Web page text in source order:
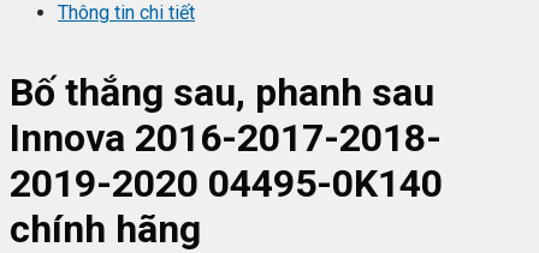
Thông tin chi tiết
Bố thắng sau, phanh sau
Innova 2016-2017-2018-
2019-2020 04495-0K140
chính hãng